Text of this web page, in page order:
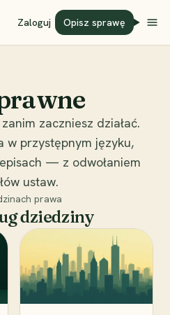
Zaloguj Opisz sprawę
zaczniesz działać.
w przystępnym języku,
— z odwołaniem
ustaw.
prawa
dziedziny